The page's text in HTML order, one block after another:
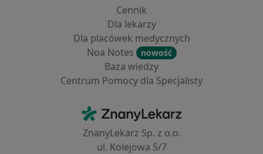
Cennik
Dla lekarzy
Dla placówek medycznych
Noa Notes
nowość
Baza wiedzy
Centrum Pomocy dla Specjalisty
ZnanyLekarz - Strona główna
ZnanyLekarz Sp. z o.o.
ul. Kolejowa 5/7